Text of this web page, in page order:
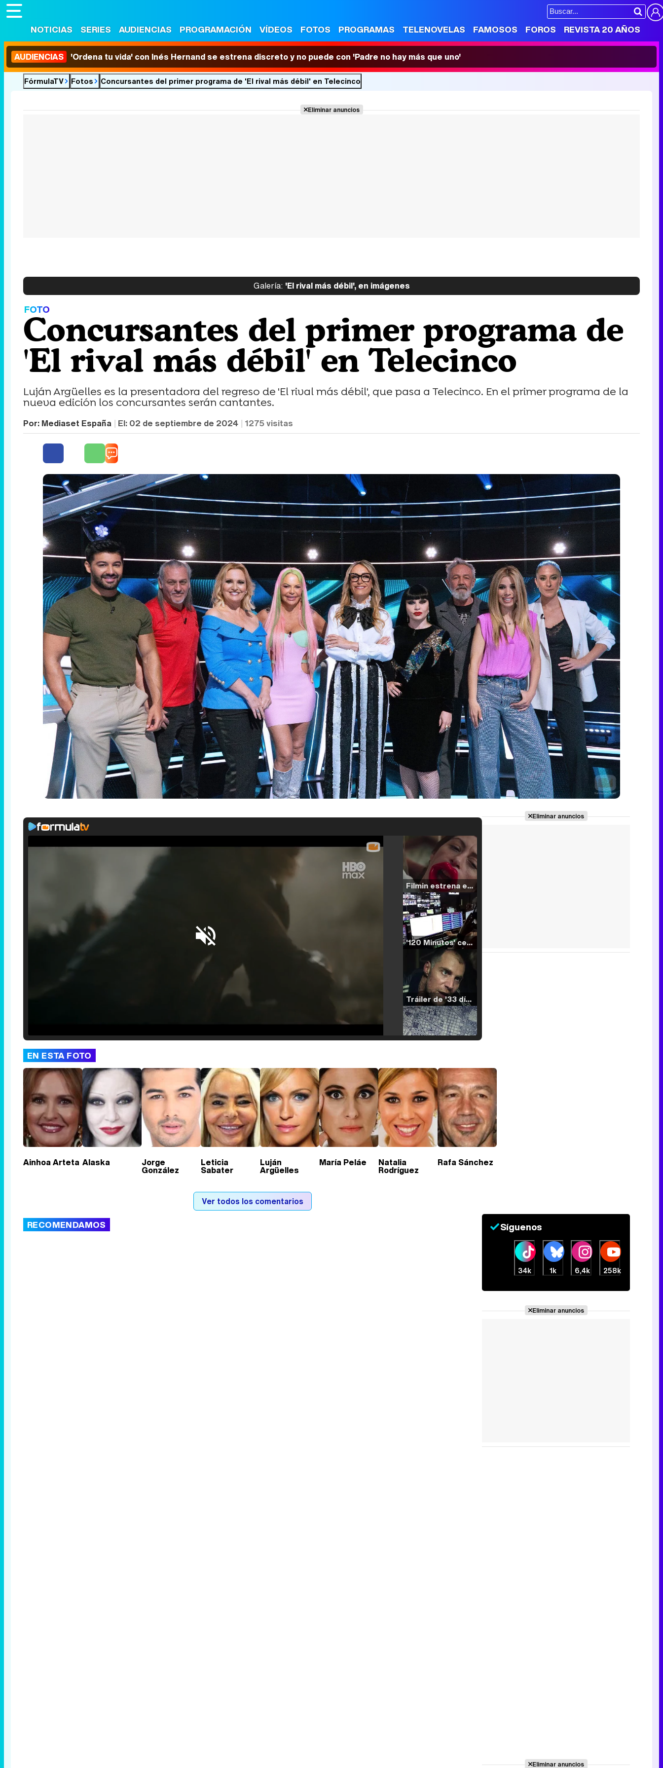
NOTICIAS SERIES AUDIENCIAS PROGRAMACIÓN VÍDEOS FOTOS PROGRAMAS TELENOVELAS FAMOSOS FOROS REVISTA 20 AÑOS
AUDIENCIAS 'Ordena tu vida' con Inés Hernand se estrena discreto y no puede con 'Padre no hay más que uno'
FórmulaTV Fotos Concursantes del primer programa de 'El rival más débil' en Telecinco
Eliminar anuncios
Galería: 'El rival más débil', en imágenes
FOTO
Concursantes del primer programa de
'El rival más débil' en Telecinco
Luján Argüelles es la presentadora del regreso de 'El rival más débil', que pasa a Telecinco. En el primer programa de la
nueva edición los concursantes serán cantantes.
Por: Mediaset España El: 02 de septiembre de 2024 1275visitas
Filmin estrena el tráiler de 'Millennial Mal', su nueva comedia universitaria de la mano de Lorena Iglesias
'120 Minutos' celebra sus 2.000 programas en Telemadrid con un vídeo del día a día en la redacción
Tráiler de '33 días', la nueva serie de Atresplayer con Julián Villagrán y José Manuel Poga
Tráiler de la tercera temporada de 'The Walking Dead: Dead City' de AMC+
EN ESTA FOTO
Ainhoa Arteta Alaska Jorge
González
Leticia
Sabater
Luján
Argüelles
María Peláe Natalia
Rodríguez
Rafa Sánchez
Ver todos los comentarios
RECOMENDAMOS
Eliminar anuncios
Síguenos
34k 1k 6,4k 258k
Eliminar anuncios
Eliminar anuncios